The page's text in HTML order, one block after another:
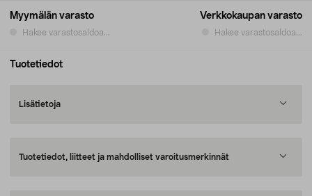
Myymälän varasto
Hakee varastosaldoa...
Verkkokaupan varasto
Hakee varastosaldoa...
Tuotetiedot
Lisätietoja
Tuotetiedot, liitteet ja mahdolliset varoitusmerkinnät